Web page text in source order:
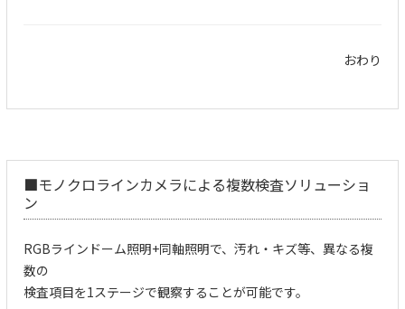
おわり
■モノクロラインカメラによる複数検査ソリューショ
ン
RGBラインドーム照明+同軸照明で、汚れ・キズ等、異なる複
数の
検査項目を1ステージで観察することが可能です。